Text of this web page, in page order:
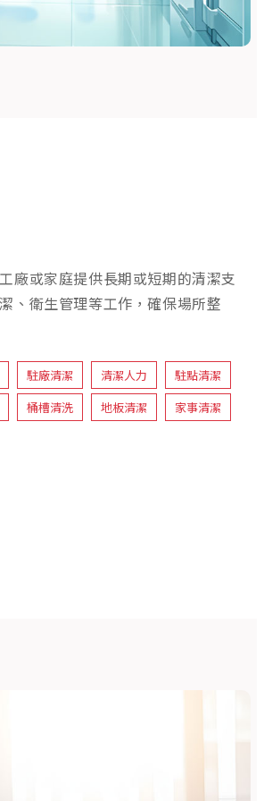
廠或家庭提供長期或短期的清潔支
、衛生管理等工作，確保場所整
駐廠清潔 清潔人力
駐點清潔
桶槽清洗 地板清潔
家事清潔